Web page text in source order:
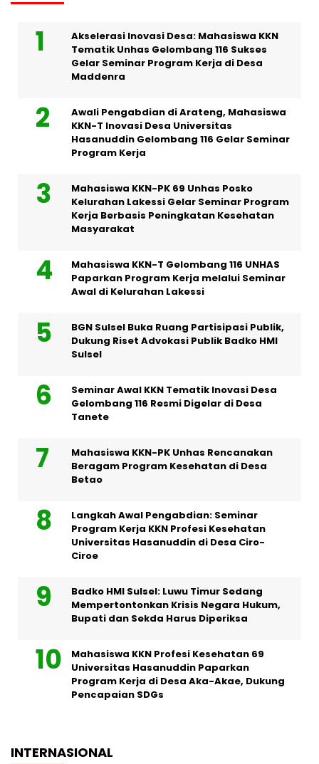
Akselerasi Inovasi Desa: Mahasiswa KKN
Tematik Unhas Gelombang 116 Sukses
Gelar Seminar Program Kerja di Desa
Maddenra
Awali Pengabdian di Arateng, Mahasiswa
KKN-T Inovasi Desa Universitas
Hasanuddin Gelombang 116 Gelar Seminar
Program Kerja
Mahasiswa KKN-PK 69 Unhas Posko
Kelurahan Lakessi Gelar Seminar Program
Kerja Berbasis Peningkatan Kesehatan
Masyarakat
Mahasiswa KKN-T Gelombang 116 UNHAS
Paparkan Program Kerja melalui Seminar
Awal di Kelurahan Lakessi
BGN Sulsel Buka Ruang Partisipasi Publik,
Dukung Riset Advokasi Publik Badko HMI
Sulsel
Seminar Awal KKN Tematik Inovasi Desa
Gelombang 116 Resmi Digelar di Desa
Tanete
Mahasiswa KKN-PK Unhas Rencanakan
Beragam Program Kesehatan di Desa
Betao
Langkah Awal Pengabdian: Seminar
Program Kerja KKN Profesi Kesehatan
Universitas Hasanuddin di Desa Ciro-
Ciroe
Badko HMI Sulsel: Luwu Timur Sedang
Mempertontonkan Krisis Negara Hukum,
Bupati dan Sekda Harus Diperiksa
Mahasiswa KKN Profesi Kesehatan 69
Universitas Hasanuddin Paparkan
Program Kerja di Desa Aka-Akae, Dukung
Pencapaian SDGs
INTERNASIONAL